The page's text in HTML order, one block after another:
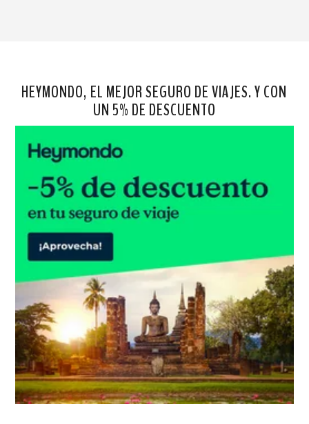
HEYMONDO, EL MEJOR SEGURO DE VIAJES. Y CON
UN 5% DE DESCUENTO